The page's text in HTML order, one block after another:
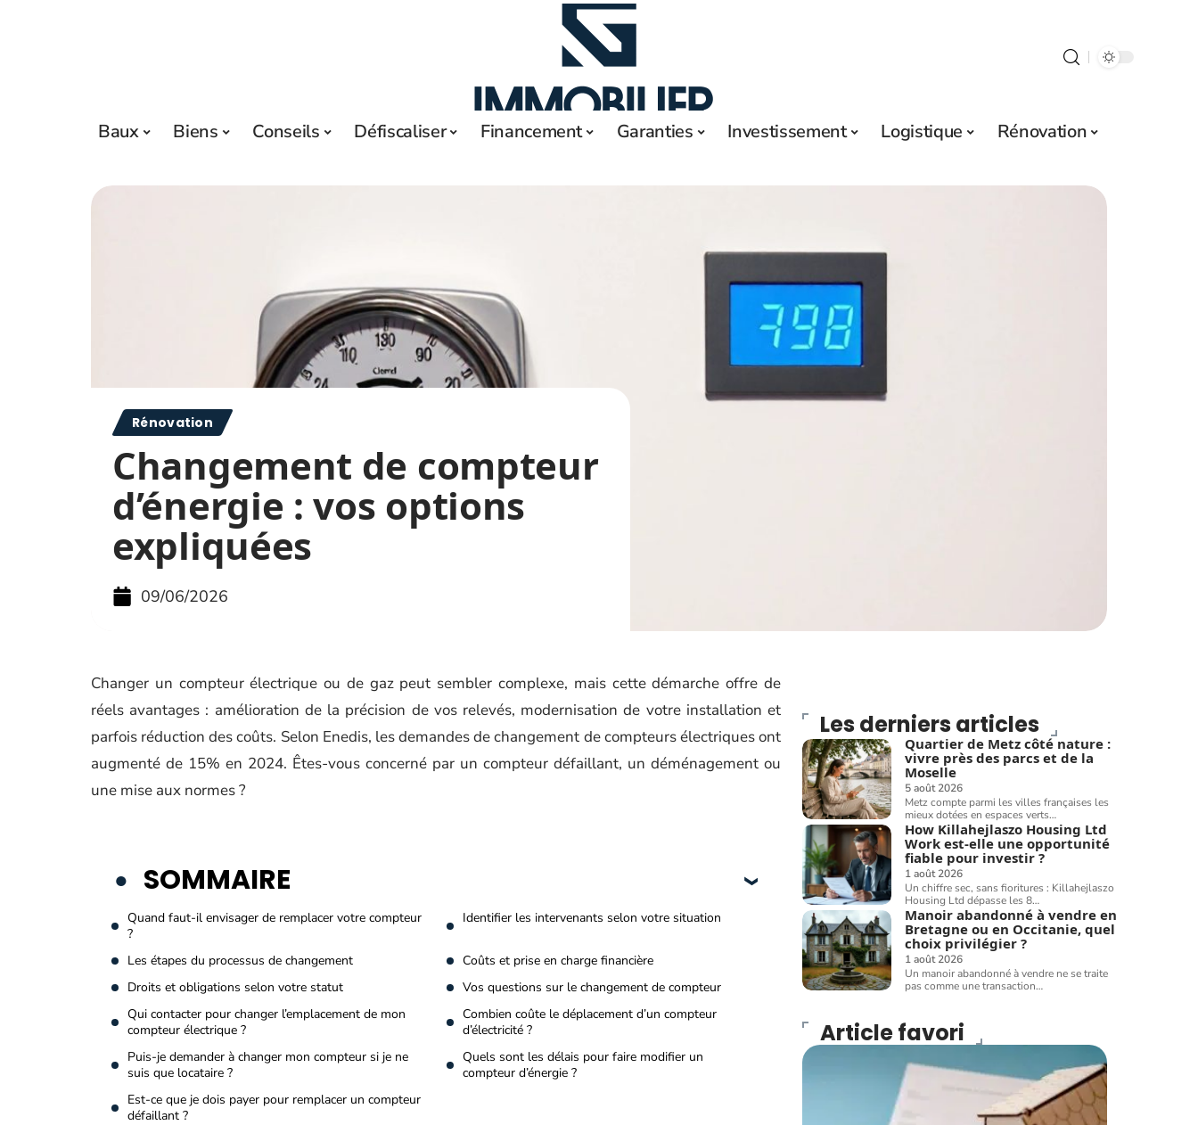
Baux Biens Conseils Défiscaliser Financement Garanties Investissement Logistique Rénovation
Rénovation
Changement de compteur
d’énergie : vos options
expliquées
09/06/2026
Changer un compteur électrique ou de gaz peut sembler complexe, mais cette démarche offre de
réels avantages : amélioration de la précision de vos relevés, modernisation de votre installation et
parfois réduction des coûts. Selon Enedis, les demandes de changement de compteurs électriques ont
augmenté de 15% en 2024. Êtes-vous concerné par un compteur défaillant, un déménagement ou
une mise aux normes ?
SOMMAIRE
Quand faut-il envisager de remplacer votre compteur
?
Identifier les intervenants selon votre situation
Les étapes du processus de changement
Coûts et prise en charge financière
Droits et obligations selon votre statut
Vos questions sur le changement de compteur
Qui contacter pour changer l’emplacement de mon
compteur électrique ?
Combien coûte le déplacement d’un compteur
d’électricité ?
Puis-je demander à changer mon compteur si je ne
suis que locataire ?
Quels sont les délais pour faire modifier un
compteur d’énergie ?
Est-ce que je dois payer pour remplacer un compteur
défaillant ?
Les derniers articles
Quartier de Metz côté nature :
vivre près des parcs et de la
Moselle
5 août 2026
Metz compte parmi les villes françaises les
mieux dotées en espaces verts…
How Killahejlaszo Housing Ltd
Work est-elle une opportunité
fiable pour investir ?
1 août 2026
Un chiffre sec, sans fioritures : Killahejlaszo
Housing Ltd dépasse les 8…
Manoir abandonné à vendre en
Bretagne ou en Occitanie, quel
choix privilégier ?
1 août 2026
Un manoir abandonné à vendre ne se traite
pas comme une transaction…
Article favori